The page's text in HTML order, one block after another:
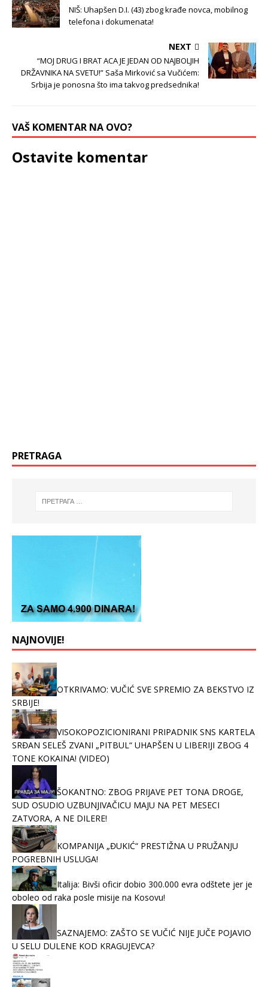
NIŠ: Uhapšen D.I. (43) zbog krađe novca, mobilnog
telefona i dokumenata!
NEXT
“MOJ DRUG I BRAT ACA JE JEDAN OD NAJBOLJIH
DRŽAVNIKA NA SVETU!” Saša Mirković sa Vučićem:
Srbija je ponosna što ima takvog predsednika!
VAŠ KOMENTAR NA OVO?
Ostavite komentar
PRETRAGA
NAJNOVIJE!
OTKRIVAMO: VUČIĆ SVE SPREMIO ZA BEKSTVO IZ
SRBIJE!
VISOKOPOZICIONIRANI PRIPADNIK SNS KARTELA
SRĐAN SELEŠ ZVANI „PITBUL“ UHAPŠEN U LIBERIJI ZBOG 4
TONE KOKAINA! (VIDEO)
ŠOKANTNO: ZBOG PRIJAVE PET TONA DROGE,
SUD OSUDIO UZBUNJIVAČICU MAJU NA PET MESECI
ZATVORA, A NE DILERE!
KOMPANIJA „ĐUKIĆ“ PRESTIŽNA U PRUŽANJU
POGREBNIH USLUGA!
Italija: Bivši oficir dobio 300.000 evra odštete jer je
oboleo od raka posle misije na Kosovu!
SAZNAJEMO: ZAŠTO SE VUČIĆ NIJE JUČE POJAVIO
U SELU DULENE KOD KRAGUJEVCA?